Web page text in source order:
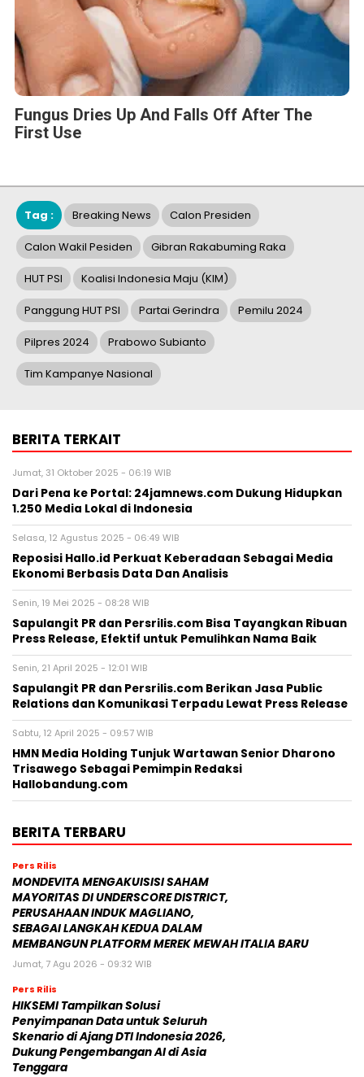
Fungus Dries Up And Falls Off After The
First Use
Tag : Breaking News Calon Presiden
Calon Wakil Pesiden Gibran Rakabuming Raka
HUT PSI Koalisi Indonesia Maju (KIM)
Panggung HUT PSI Partai Gerindra Pemilu 2024
Pilpres 2024 Prabowo Subianto
Tim Kampanye Nasional
BERITA TERKAIT
Jumat, 31 Oktober 2025 - 06:19 WIB
Dari Pena ke Portal: 24jamnews.com Dukung Hidupkan
1.250 Media Lokal di Indonesia
Selasa, 12 Agustus 2025 - 06:49 WIB
Reposisi Hallo.id Perkuat Keberadaan Sebagai Media
Ekonomi Berbasis Data Dan Analisis
Senin, 19 Mei 2025 - 08:28 WIB
Sapulangit PR dan Persrilis.com Bisa Tayangkan Ribuan
Press Release, Efektif untuk Pemulihkan Nama Baik
Senin, 21 April 2025 - 12:01 WIB
Sapulangit PR dan Persrilis.com Berikan Jasa Public
Relations dan Komunikasi Terpadu Lewat Press Release
Sabtu, 12 April 2025 - 09:57 WIB
HMN Media Holding Tunjuk Wartawan Senior Dharono
Trisawego Sebagai Pemimpin Redaksi
Hallobandung.com
BERITA TERBARU
Pers Rilis
MONDEVITA MENGAKUISISI SAHAM
MAYORITAS DI UNDERSCORE DISTRICT,
PERUSAHAAN INDUK MAGLIANO,
SEBAGAI LANGKAH KEDUA DALAM
MEMBANGUN PLATFORM MEREK MEWAH ITALIA BARU
Jumat, 7 Agu 2026 - 09:32 WIB
Pers Rilis
HIKSEMI Tampilkan Solusi
Penyimpanan Data untuk Seluruh
Skenario di Ajang DTI Indonesia 2026,
Dukung Pengembangan AI di Asia
Tenggara